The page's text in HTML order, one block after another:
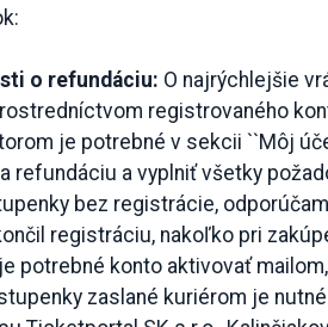
o refundáciu: O najrýchlejšie
registrovaného
je potrebné v sekcii ``Môj
refundáciu a vyplniť všetky
bez registrácie,
registráciu, nakoľko pri
potrebné konto aktivovať
zaslané kuriérom je